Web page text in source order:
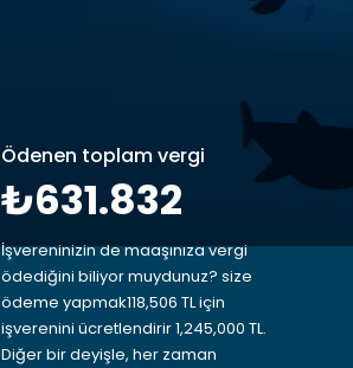
Ödenen toplam vergi
₺631.832
İşvereninizin de maaşınıza vergi
ödediğini biliyor muydunuz? size
ödeme yapmak118,506 TL için
işverenini ücretlendirir 1,245,000 TL.
Diğer bir deyişle, her zaman